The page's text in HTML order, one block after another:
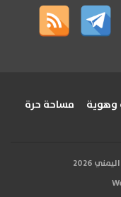
وهوية
مساحة حرة
2026